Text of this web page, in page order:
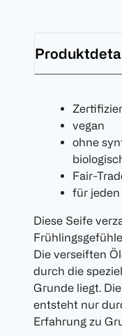
vegan
ohne
Fair-
für
Diese Seife
Die verseiften
durch die
Grunde liegt.
entsteht nur
Erfahrung zu